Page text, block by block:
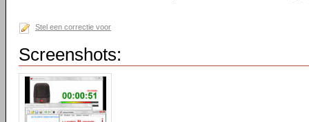
Stel een correctie voor
Screenshots: